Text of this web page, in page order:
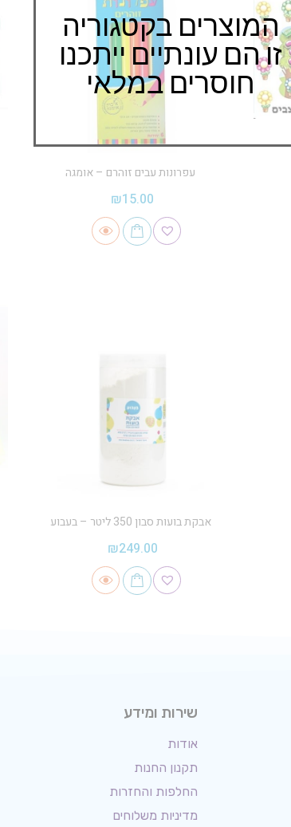
עפרונות עבים זוהרם – אומגה
₪15.00
אבקת בועות סבון 350 ליטר – בעבוע
₪249.00
שירות ומידע
אודות
תקנון החנות
החלפות והחזרות
מדיניות משלוחים
המוצרים בקטגוריה
זו הם עונתיים ייתכנו
חוסרים במלאי